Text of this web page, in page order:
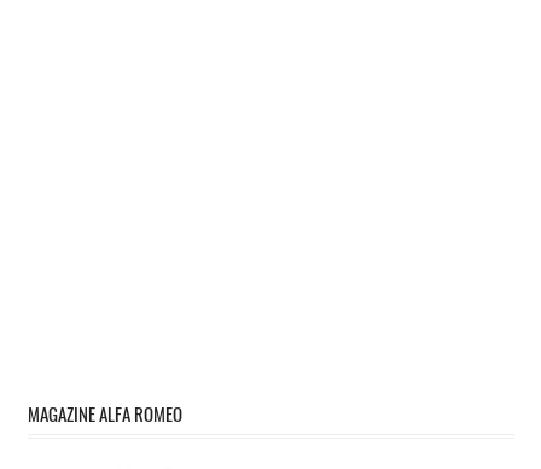
MAGAZINE ALFA ROMEO